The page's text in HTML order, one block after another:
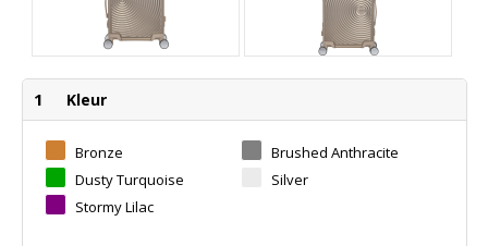
1 Kleur
Bronze
Brushed Anthracite
Dusty Turquoise
Silver
Stormy Lilac